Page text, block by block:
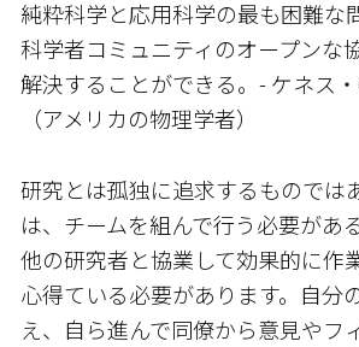
純粋科学と応用科学の最も困難な
科学者コミュニティのオープンな
解決することができる。- ケネス
（アメリカの物理学者）
研究とは孤独に追求するものでは
は、チームを組んで行う必要があ
他の研究者と協業して効果的に作
心得ている必要があります。自分
え、自ら進んで同僚から意見やフ